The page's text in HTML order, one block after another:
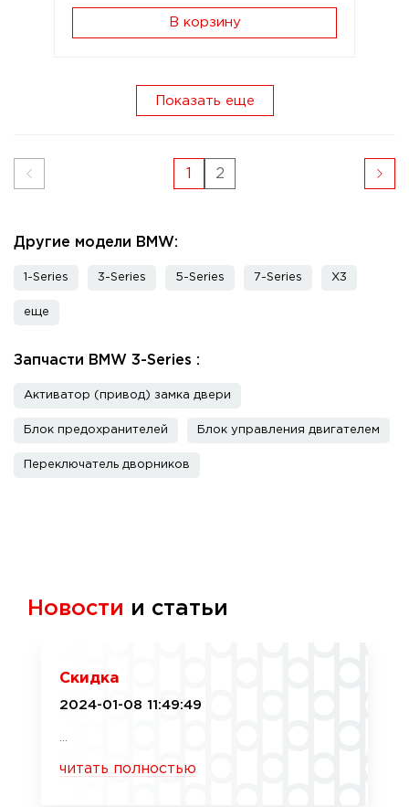
В корзину
Показать еще
1 2
Другие модели BMW:
1-Series 3-Series 5-Series 7-Series X3
еще
Запчасти BMW 3-Series :
Активатор (привод) замка двери
Блок предохранителей Блок управления двигателем
Переключатель дворников
Новости и статьи
Скидка
2024-01-08 11:49:49
читать полностью